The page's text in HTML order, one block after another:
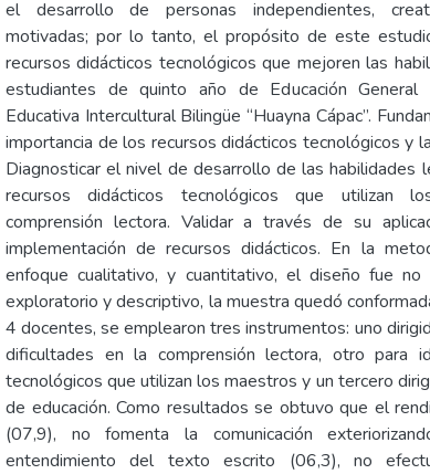
el desarrollo de personas independientes,
motivadas; por lo tanto, el propósito de este
recursos didácticos tecnológicos que mejoren las
estudiantes de quinto año de Educación
Educativa Intercultural Bilingüe “Huayna Cápac”.
importancia de los recursos didácticos tecnológicos y
Diagnosticar el nivel de desarrollo de las habilidades
recursos didácticos tecnológicos que utilizan
comprensión lectora. Validar a través de su
implementación de recursos didácticos. En la
enfoque cualitativo, y cuantitativo, el diseño fue
exploratorio y descriptivo, la muestra quedó
4 docentes, se emplearon tres instrumentos: uno
dificultades en la comprensión lectora, otro para
tecnológicos que utilizan los maestros y un tercero
de educación. Como resultados se obtuvo que el
(07,9), no fomenta la comunicación
entendimiento del texto escrito (06,3), no